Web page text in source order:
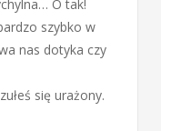
O tak!
szybko w
nas dotyka czy
się urażony.